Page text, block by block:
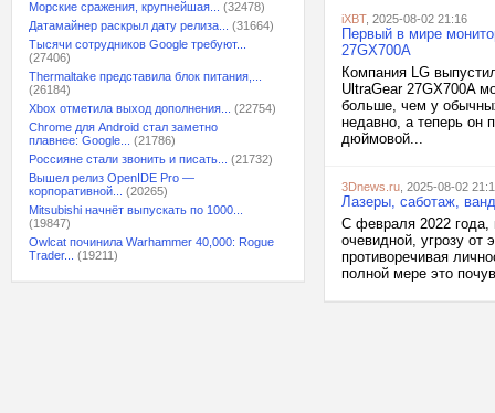
Морские сражения, крупнейшая...
(32478)
Датамайнер раскрыл дату релиза...
(31664)
Тысячи сотрудников Google требуют...
(27406)
Thermaltake представила блок питания,...
(26184)
Xbox отметила выход дополнения...
(22754)
Chrome для Android стал заметно
плавнее: Google...
(21786)
Россияне стали звонить и писать...
(21732)
Вышел релиз OpenIDE Pro —
корпоративной...
(20265)
Mitsubishi начнёт выпускать по 1000...
(19847)
Owlcat починила Warhammer 40,000: Rogue
Trader...
(19211)
iXBT, 2025-08-02 21:16
Первый в мире
27GX700A
Компания LG
UltraGear 27GX700A
больше, чем у
недавно, а теперь он
дюймовой...
3Dnews.ru , 2025-08-02
Лазеры, саботаж,
С февраля 2022 года,
очевидной, угрозу от
противоречивая
полной мере это